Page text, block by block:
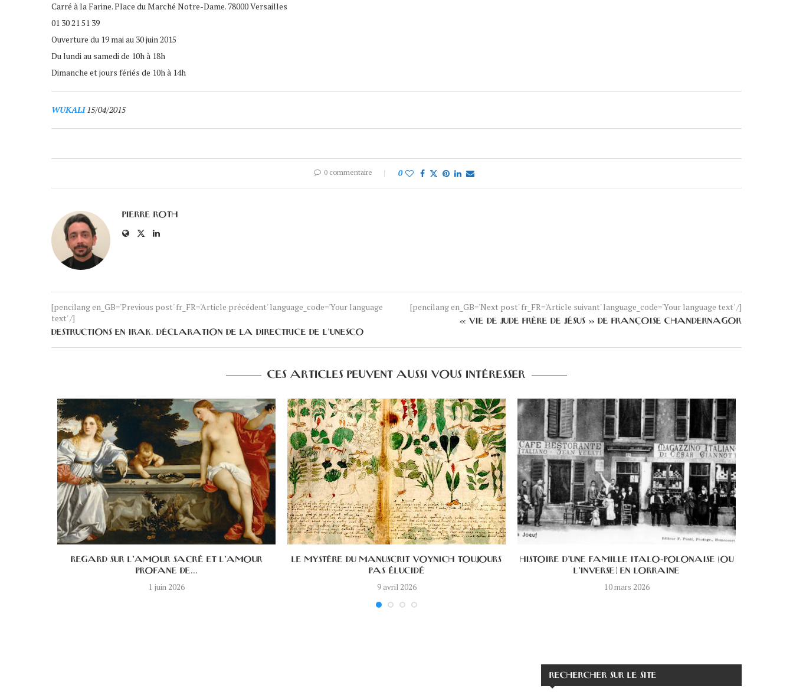
Carré à la Farine. Place du Marché Notre-Dame. 78000 Versailles
01 30 21 51 39
Ouverture du 19 mai au 30 juin 2015
Du lundi au samedi de 10h à 18h
Dimanche et jours fériés de 10h à 14h
WUKALI15/04/2015
0 commentaire 0
PIERRE ROTH
[pencilang en_GB='Previous post' fr_FR='Article précédent' language_code='Your language
text' /]
DESTRUCTIONS EN IRAK. DÉCLARATION DE LA DIRECTRICE DE L’UNESCO
[pencilang en_GB='Next post' fr_FR='Article suivant' language_code='Your language text' /]
« VIE DE JUDE FRÈRE DE JÉSUS » DE FRANÇOISE CHANDERNAGOR
CES ARTICLES PEUVENT AUSSI VOUS INTÉRESSER
REGARD SUR L’AMOUR SACRÉ ET L’AMOUR
PROFANE DE...
1 juin 2026
LE MYSTÈRE DU MANUSCRIT VOYNICH TOUJOURS
PAS ÉLUCIDÉ
9 avril 2026
HISTOIRE D’UNE FAMILLE ITALO-POLONAISE (OU
L’INVERSE) EN LORRAINE
10 mars 2026
RECHERCHER SUR LE SITE